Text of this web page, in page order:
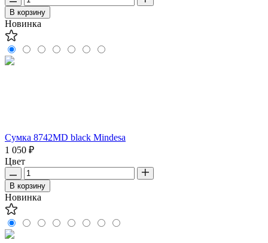
В корзину
Новинка
Сумка 8742MD black Mindesa
1 050 ₽
Цвет
В корзину
Новинка